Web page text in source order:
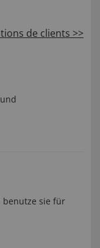
de clients >>
benutze sie für